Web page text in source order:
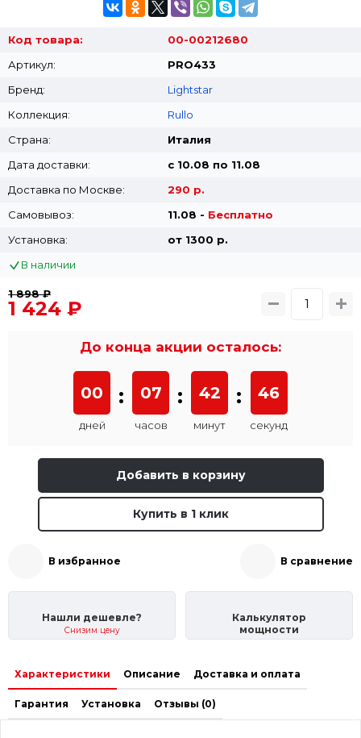
Код товара:
00-00212680
Артикул:
PRO433
Бренд:
Lightstar
Коллекция:
Rullo
Страна:
Италия
Дата доставки:
с 10.08 по 11.08
Доставка по Москве:
290 р.
Самовывоз:
11.08 - Бесплатно
Установка:
от 1300 p.
В наличии
1 898 ₽
1 424 ₽
До конца акции осталось:
00
дней
: 07
часов
: 42
минут
: 46
секунд
Добавить в корзину
Купить в 1 клик
В избранное В сравнение
Нашли дешевле?
Снизим цену
Калькулятор
мощности
Характеристики Описание Доставка и оплата
Гарантия Установка Отзывы (0)